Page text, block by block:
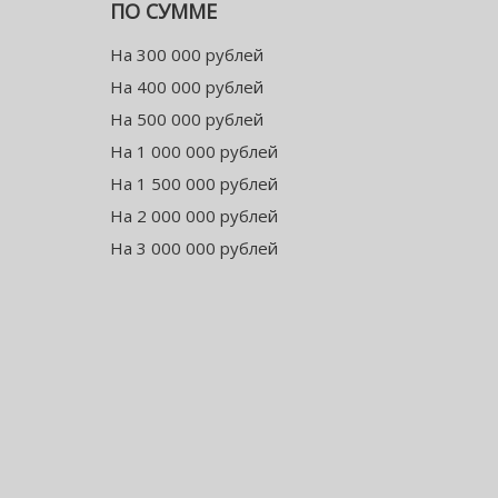
ПО СУММЕ
На 300 000 рублей
На 400 000 рублей
На 500 000 рублей
На 1 000 000 рублей
На 1 500 000 рублей
На 2 000 000 рублей
На 3 000 000 рублей